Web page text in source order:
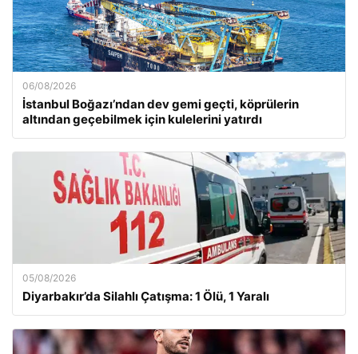
06/08/2026
İstanbul Boğazı’ndan dev gemi geçti, köprülerin
altından geçebilmek için kulelerini yatırdı
05/08/2026
Diyarbakır’da Silahlı Çatışma: 1 Ölü, 1 Yaralı